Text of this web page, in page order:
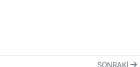
SONRAKI